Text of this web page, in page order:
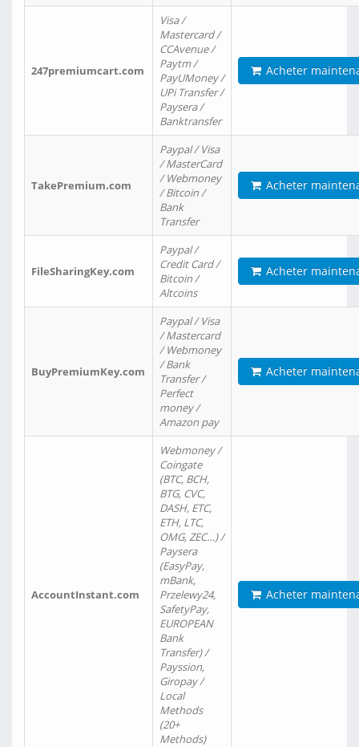
247premiumcart.com
Visa /
Mastercard /
CCAvenue /
Paytm /
PayUMoney /
UPi Transfer /
Paysera /
Banktransfer
Acheter
TakePremium.com
Paypal / Visa
/ MasterCard
/ Webmoney
/ Bitcoin /
Bank
Transfer
Acheter
FileSharingKey.com
Paypal /
Credit Card /
Bitcoin /
Altcoins
Acheter
BuyPremiumKey.com
Paypal / Visa
/ Mastercard
/ Webmoney
/ Bank
Transfer /
Perfect
money /
Amazon pay
Acheter
AccountInstant.com
Webmoney /
Coingate
(BTC, BCH,
BTG, CVC,
DASH, ETC,
ETH, LTC,
OMG, ZEC…) /
Paysera
(EasyPay,
mBank,
Przelewy24,
SafetyPay,
EUROPEAN
Bank
Transfer) /
Payssion,
Giropay /
Local
Methods
(20+
Methods)
Acheter